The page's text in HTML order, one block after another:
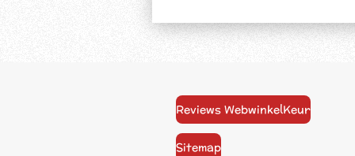
Reviews WebwinkelKeur
Sitemap